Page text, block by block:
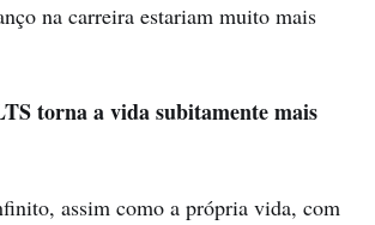
na carreira estariam muito mais
torna a vida subitamente mais
assim como a própria vida, com